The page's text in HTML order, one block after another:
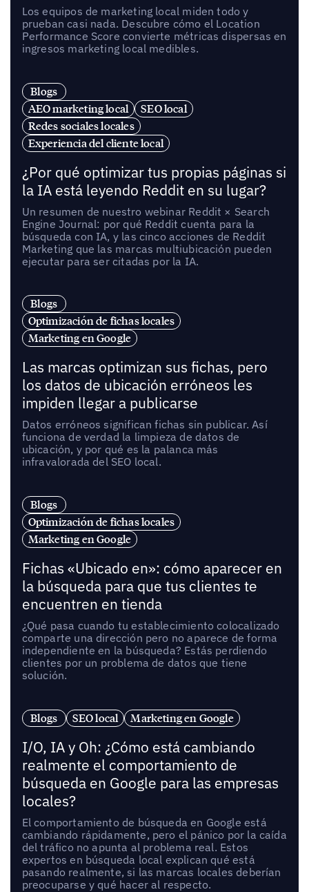
Los equipos de marketing local miden todo y
prueban casi nada. Descubre cómo el Location
Performance Score convierte métricas dispersas en
ingresos marketing local medibles.
Blogs
AEO marketing local
SEO local
Redes sociales locales
Experiencia del cliente local
¿Por qué optimizar tus propias páginas si
la IA está leyendo Reddit en su lugar?
Un resumen de nuestro webinar Reddit × Search
Engine Journal: por qué Reddit cuenta para la
búsqueda con IA, y las cinco acciones de Reddit
Marketing que las marcas multiubicación pueden
ejecutar para ser citadas por la IA.
Blogs
Optimización de fichas locales
Marketing en Google
Las marcas optimizan sus fichas, pero
los datos de ubicación erróneos les
impiden llegar a publicarse
Datos erróneos significan fichas sin publicar. Así
funciona de verdad la limpieza de datos de
ubicación, y por qué es la palanca más
infravalorada del SEO local.
Blogs
Optimización de fichas locales
Marketing en Google
Fichas «Ubicado en»: cómo aparecer en
la búsqueda para que tus clientes te
encuentren en tienda
¿Qué pasa cuando tu establecimiento colocalizado
comparte una dirección pero no aparece de forma
independiente en la búsqueda? Estás perdiendo
clientes por un problema de datos que tiene
solución.
Blogs SEO local Marketing en Google
I/O, IA y Oh: ¿Cómo está cambiando
realmente el comportamiento de
búsqueda en Google para las empresas
locales?
El comportamiento de búsqueda en Google está
cambiando rápidamente, pero el pánico por la caída
del tráfico no apunta al problema real. Estos
expertos en búsqueda local explican qué está
pasando realmente, si las marcas locales deberían
preocuparse y qué hacer al respecto.